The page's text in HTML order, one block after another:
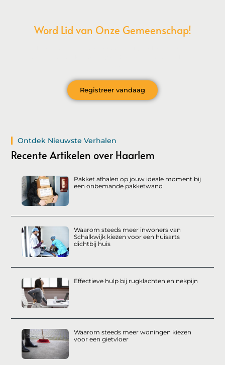
Word Lid van Onze Gemeenschap!
Registreer vandaag
Ontdek Nieuwste Verhalen
Recente Artikelen over Haarlem
Pakket afhalen op jouw ideale moment bij
een onbemande pakketwand
Waarom steeds meer inwoners van
Schalkwijk kiezen voor een huisarts
dichtbij huis
Effectieve hulp bij rugklachten en nekpijn
Waarom steeds meer woningen kiezen
voor een gietvloer